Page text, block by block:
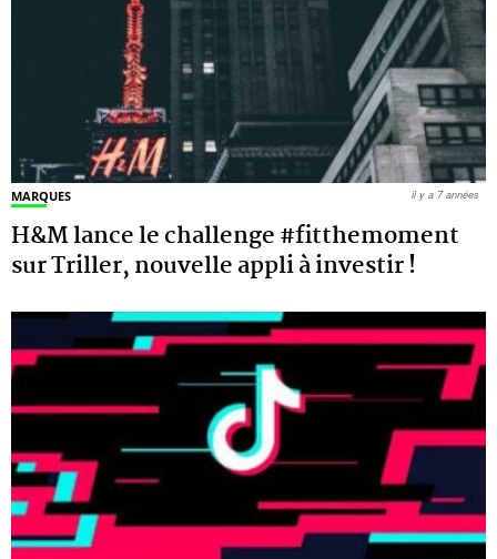
MARQUES
H&M lance le challenge #fitthemoment
sur Triller, nouvelle appli à investir !
il y a 7 années